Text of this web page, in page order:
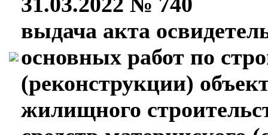
выдача акта
основных работ по
(реконструкции)
жилищного